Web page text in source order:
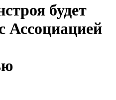
будет
Ассоциацией